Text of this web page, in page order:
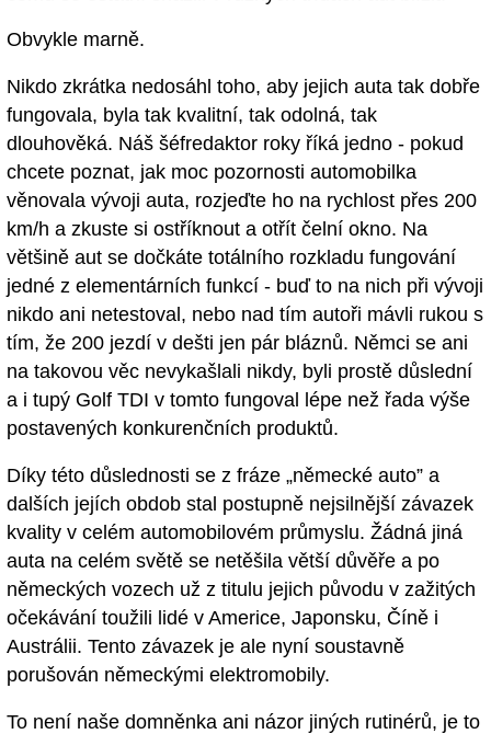
Obvykle marně.
Nikdo zkrátka nedosáhl toho, aby jejich auta tak dobře
fungovala, byla tak kvalitní, tak odolná, tak
dlouhověká. Náš šéfredaktor roky říká jedno - pokud
chcete poznat, jak moc pozornosti automobilka
věnovala vývoji auta, rozjeďte ho na rychlost přes 200
km/h a zkuste si ostříknout a otřít čelní okno. Na
většině aut se dočkáte totálního rozkladu fungování
jedné z elementárních funkcí - buď to na nich při vývoji
nikdo ani netestoval, nebo nad tím autoři mávli rukou s
tím, že 200 jezdí v dešti jen pár bláznů. Němci se ani
na takovou věc nevykašlali nikdy, byli prostě důslední
a i tupý Golf TDI v tomto fungoval lépe než řada výše
postavených konkurenčních produktů.
Díky této důslednosti se z fráze „německé auto” a
dalších jejích obdob stal postupně nejsilnější závazek
kvality v celém automobilovém průmyslu. Žádná jiná
auta na celém světě se netěšila větší důvěře a po
německých vozech už z titulu jejich původu v zažitých
očekávání toužili lidé v Americe, Japonsku, Číně i
Austrálii. Tento závazek je ale nyní soustavně
porušován německými elektromobily.
To není naše domněnka ani názor jiných rutinérů, je to